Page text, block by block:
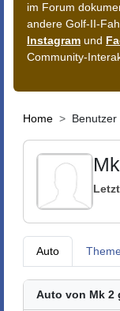
im Forum
andere Golf-II-
Instagram und
Community-
Home Benutzer
Auto
Auto von Mk 2